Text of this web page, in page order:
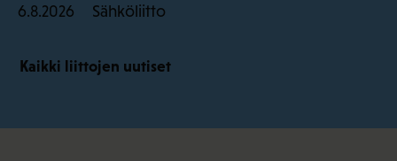
6.8.2026 Sähköliitto
Kaikki liittojen uutiset